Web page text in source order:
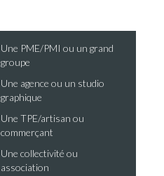
Une PME/PMI ou un grand
groupe
Une agence ou un studio
graphique
Une TPE/artisan ou
commerçant
Une collectivité ou
association